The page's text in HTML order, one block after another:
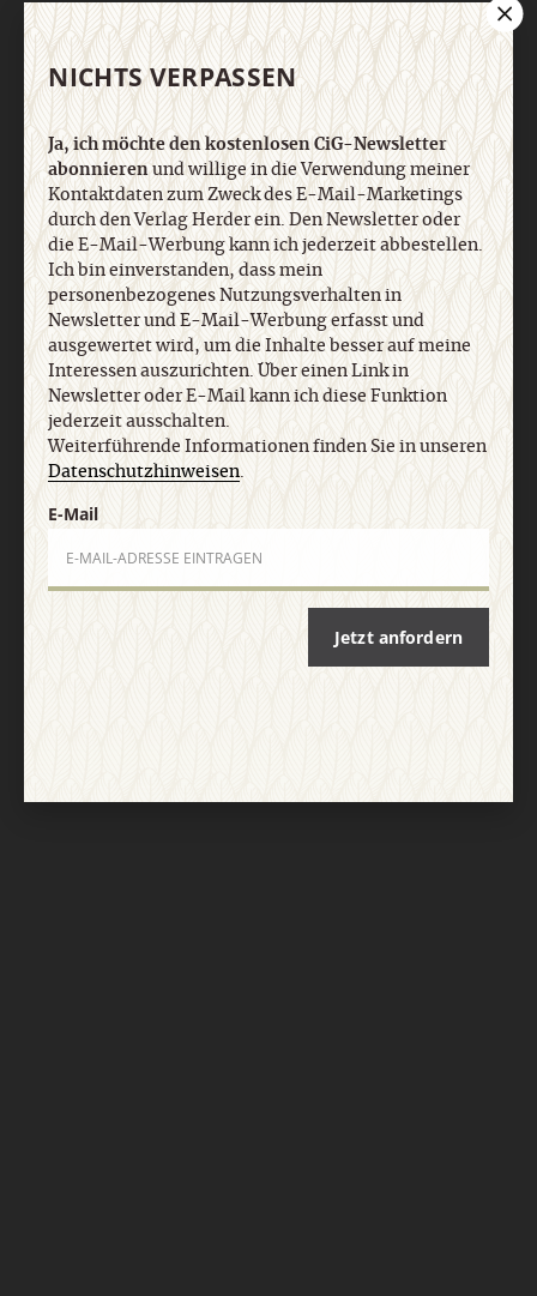
AGB und Widerrufsbelehrung Datenschutz
Barrierefreiheit
Impressum
Vertrag widerrufen Abo online kündigen
Nach oben
NICHTS VERPASSEN
Ja, ich möchte den kostenlosen CiG-Newsletter
abonnierenund willige in die Verwendung meiner
Kontaktdaten zum Zweck des E-Mail-Marketings
durch den Verlag Herder ein. Den Newsletter oder
die E-Mail-Werbung kann ich jederzeit abbestellen.
Ich bin einverstanden, dass mein
personenbezogenes Nutzungsverhalten in
Newsletter und E-Mail-Werbung erfasst und
ausgewertet wird, um die Inhalte besser auf meine
Interessen auszurichten. Über einen Link in
Newsletter oder E-Mail kann ich diese Funktion
jederzeit ausschalten.
Weiterführende Informationen finden Sie in unseren
Datenschutzhinweisen.
E-Mail
Jetzt anfordern